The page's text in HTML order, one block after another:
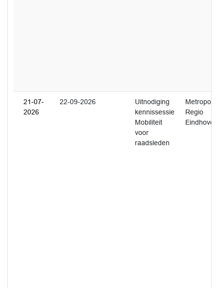
21-07-
2026
22-09-2026
Uitnodiging
kennissessie
Mobiliteit
voor
raadsleden
Metropool
Regio
Eindhoven